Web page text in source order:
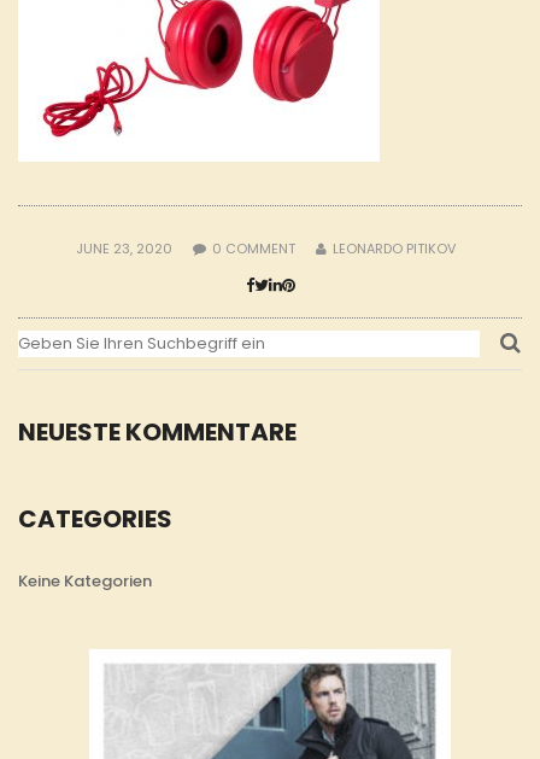
NEUESTE KOMMENTARE
CATEGORIES
Keine Kategorien
JUNE 23, 2020 0 COMMENT LEONARDO PITIKOV